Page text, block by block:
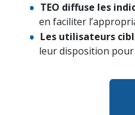
TEO diffuse les
en faciliter
Les utilisateurs
leur disposition